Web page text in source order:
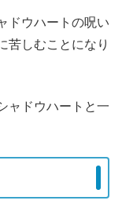
ドウハートの呪い
苦しむことになり
ャドウハートと一